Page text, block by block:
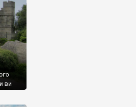
ви